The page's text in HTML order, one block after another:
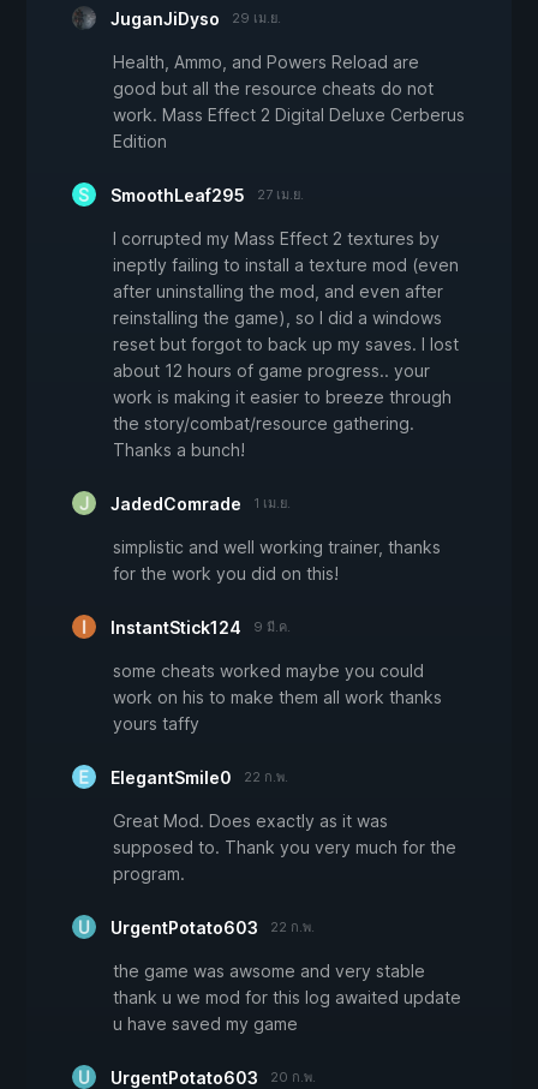
JuganJiDyso 29 เม.ย.
Health, Ammo, and Powers Reload are
good but all the resource cheats do not
work. Mass Effect 2 Digital Deluxe Cerberus
Edition
SmoothLeaf295 27 เม.ย.
I corrupted my Mass Effect 2 textures by
ineptly failing to install a texture mod (even
after uninstalling the mod, and even after
reinstalling the game), so I did a windows
reset but forgot to back up my saves. I lost
about 12 hours of game progress.. your
work is making it easier to breeze through
the story/combat/resource gathering.
Thanks a bunch!
JadedComrade 1 เม.ย.
simplistic and well working trainer, thanks
for the work you did on this!
InstantStick124 9 มี.ค.
some cheats worked maybe you could
work on his to make them all work thanks
yours taffy
ElegantSmile0 22 ก.พ.
Great Mod. Does exactly as it was
supposed to. Thank you very much for the
program.
UrgentPotato603 22 ก.พ.
the game was awsome and very stable
thank u we mod for this log awaited update
u have saved my game
UrgentPotato603 20 ก.พ.